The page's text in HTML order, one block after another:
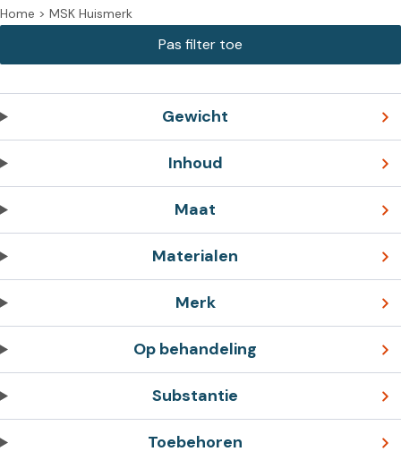
Home > MSK Huismerk
Gewicht
Inhoud
Maat
Materialen
Merk
Op behandeling
Substantie
Toebehoren